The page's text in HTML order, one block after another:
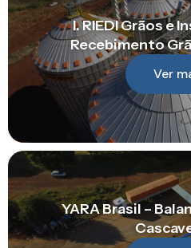
I. RIEDI Grãos e
Recebimento
Ver
YARA Brasil –